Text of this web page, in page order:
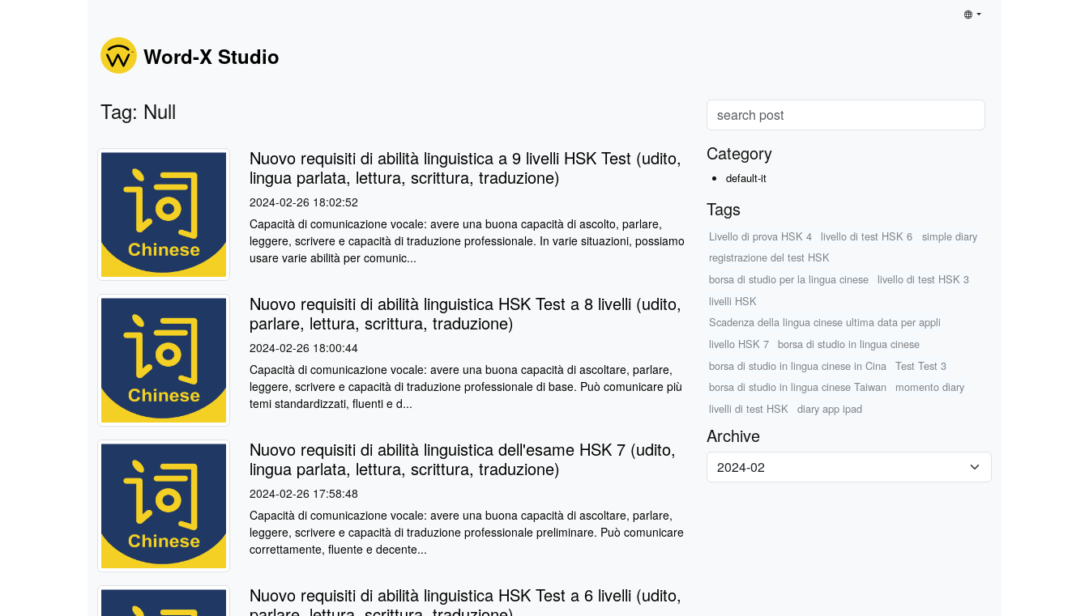
Word-X Studio
Tag: Null
Nuovo requisiti di abilità linguistica a 9 livelli HSK Test (udito,
lingua parlata, lettura, scrittura, traduzione)
2024-02-26 18:02:52
Capacità di comunicazione vocale: avere una buona capacità di ascolto, parlare,
leggere, scrivere e capacità di traduzione professionale. In varie situazioni, possiamo
usare varie abilità per comunic...
Nuovo requisiti di abilità linguistica HSK Test a 8 livelli (udito,
parlare, lettura, scrittura, traduzione)
2024-02-26 18:00:44
Capacità di comunicazione vocale: avere una buona capacità di ascoltare, parlare,
leggere, scrivere e capacità di traduzione professionale di base. Può comunicare più
temi standardizzati, fluenti e d...
Nuovo requisiti di abilità linguistica dell'esame HSK 7 (udito,
lingua parlata, lettura, scrittura, traduzione)
2024-02-26 17:58:48
Capacità di comunicazione vocale: avere una buona capacità di ascoltare, parlare,
leggere, scrivere e capacità di traduzione professionale preliminare. Può comunicare
correttamente, fluente e decente...
Nuovo requisiti di abilità linguistica HSK Test a 6 livelli (udito,
Category
default-it
Tags
Livello di prova HSK 4 livello di test HSK 6
simple diary
registrazione del test HSK
borsa di studio per la lingua cinese
livello di test HSK 3
livelli HSK
Scadenza della lingua cinese ultima data per appli
livello HSK 7
borsa di studio in lingua cinese
borsa di studio in lingua cinese in Cina
Test Test 3
borsa di studio in lingua cinese Taiwan
momento diary
livelli di test HSK
diary app ipad
Archive